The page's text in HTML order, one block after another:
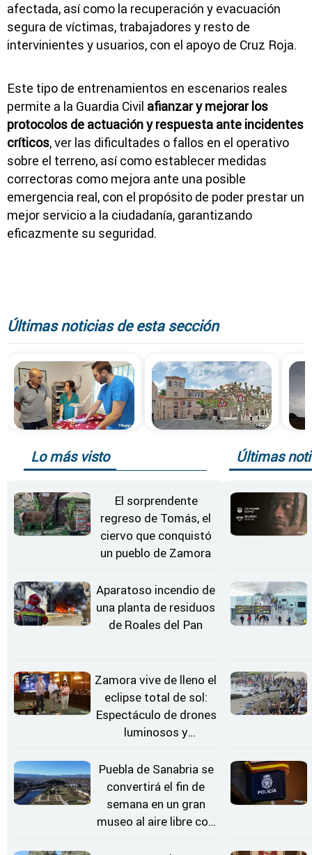
afectada, así como la recuperación y evacuación
segura de víctimas, trabajadores y resto de
intervinientes y usuarios, con el apoyo de Cruz Roja.
Este tipo de entrenamientos en escenarios reales
permite a la Guardia Civil afianzar y mejorar los
protocolos de actuación y respuesta ante incidentes
críticos, ver las dificultades o fallos en el operativo
sobre el terreno, así como establecer medidas
correctoras como mejora ante una posible
emergencia real, con el propósito de poder prestar un
mejor servicio a la ciudadanía, garantizando
eficazmente su seguridad.
Últimas noticias de esta sección
Lo más visto
El sorprendente
regreso de Tomás, el
ciervo que conquistó
un pueblo de Zamora
Aparatoso incendio de
una planta de residuos
de Roales del Pan
Zamora vive de lleno el
eclipse total de sol:
Espectáculo de drones
luminosos y
Estrellas
Puebla de Sanabria se
convertirá el fin de
semana en un gran
museo al aire libre con
Últimas